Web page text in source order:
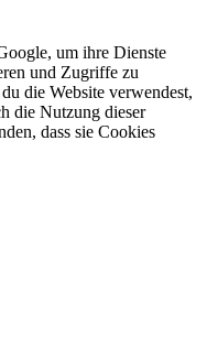
um ihre Dienste
und Zugriffe zu
die Website verwendest,
die Nutzung dieser
dass sie Cookies